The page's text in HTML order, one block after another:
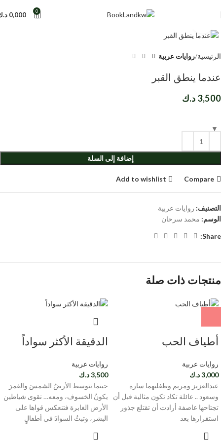
0
0,000
الرئيسية روايات عربية
عندما ينطق القبر
3,500 د.ك
إضافة إلى السلة
Compare
Add to wishlist
التصنيف: روايات عربية
الوسم: محمد سرحان
Share:
منتجات ذات صلة
أطياف الحب
روايات عربية
3,000د.ك
عبدالعزيز ومريم وطفليهما سارة
وسعود .. عائلة تكاد تكون مثالية قبل أن
تجتاحها عاصفة أرادت أن تقتلع جذور
استقرارها بعد
الدقيقة الأكثر سواداً
روايات عربية
3,500د.ك
حينما تتوسط الأرضُ الشمسَ والقمرَ
يكونُ الخسوف، ومعه… تقوى شياطين
الأرض الغابرة فتنعكس قواها على
البشر، وتبثُ السوادَ في أطفالٍ